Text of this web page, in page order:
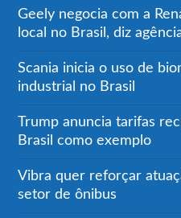
Geely negocia com a
local no Brasil, diz
Scania inicia o uso de
industrial no Brasil
Trump anuncia tarifas
Brasil como exemplo
Vibra quer reforçar
setor de ônibus